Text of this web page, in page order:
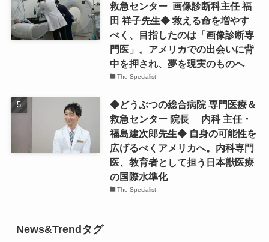
救急センター 画像診断科主任 福
田 祥子先生◆ 救える命を増やす
べく、目指したのは「画像診断専
門医」。アメリカでの出会いに背
中を押され、夢を現実のものへ
The Specialist
◆どうぶつの総合病院 専門医療＆
救急センター 院長 内科 主任・
福島建次郎先生◆ 自身の可能性を
広げるべくアメリカへ。内科専門
医、教育者として担う日本獣医療
の国際水準化
The Specialist
News&Trendタグ